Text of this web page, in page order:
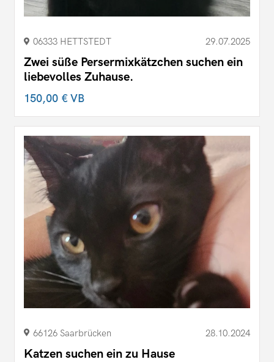
06333 HETTSTEDT 29.07.2025
Zwei süße Persermixkätzchen suchen ein
liebevolles Zuhause.
150,00 €VB
66126 Saarbrücken 28.10.2024
Katzen suchen ein zu Hause